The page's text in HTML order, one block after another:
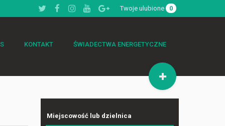
Twoje ulubione 0
KONTAKT ŚWIADECTWA ENERGETYCZNE